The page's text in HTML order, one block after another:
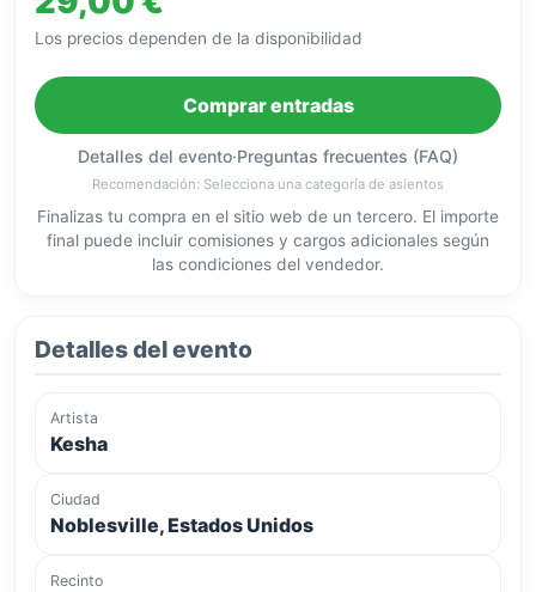
Los precios dependen de la disponibilidad
Comprar entradas
Detalles del evento·Preguntas frecuentes (FAQ)
Recomendación: Selecciona una categoría de asientos
Finalizas tu compra en el sitio web de un tercero. El importe
final puede incluir comisiones y cargos adicionales según
las condiciones del vendedor.
Detalles del evento
Artista
Kesha
Ciudad
Noblesville, Estados Unidos
Recinto